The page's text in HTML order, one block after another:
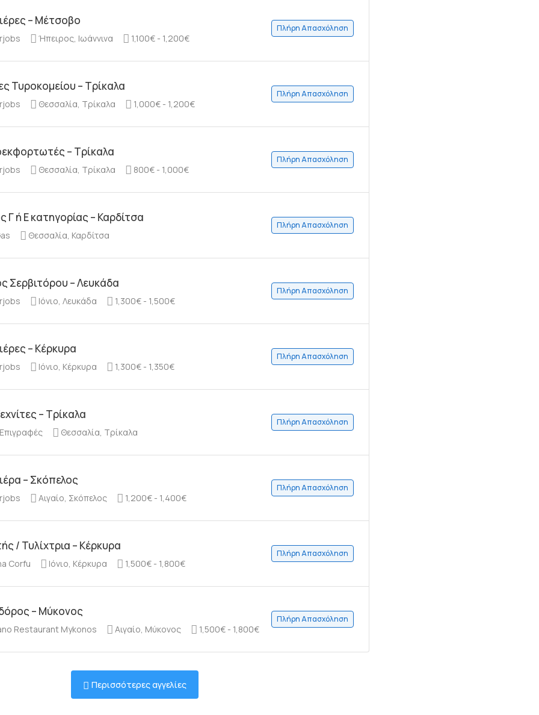
– Μέτσοβο
Πλήρη Απασχόληση
Ήπειρος, Ιωάννινα 1,100€ - 1,200€
Τυροκομείου – Τρίκαλα
Πλήρη Απασχόληση
Θεσσαλία, Τρίκαλα 1,000€ - 1,200€
– Τρίκαλα
Πλήρη Απασχόληση
Θεσσαλία, Τρίκαλα 800€ - 1,000€
Γ ή Ε κατηγορίας – Καρδίτσα
Πλήρη Απασχόληση
Θεσσαλία, Καρδίτσα
Σερβιτόρου – Λευκάδα
Πλήρη Απασχόληση
Ιόνιο, Λευκάδα 1,300€ - 1,500€
– Κέρκυρα
Πλήρη Απασχόληση
Ιόνιο, Κέρκυρα 1,300€ - 1,350€
– Τρίκαλα
Πλήρη Απασχόληση
Θεσσαλία, Τρίκαλα
– Σκόπελος
Πλήρη Απασχόληση
Αιγαίο, Σκόπελος 1,200€ - 1,400€
/ Τυλίχτρια – Κέρκυρα
Πλήρη Απασχόληση
Corfu Ιόνιο, Κέρκυρα 1,500€ - 1,800€
– Μύκονος
Πλήρη Απασχόληση
Restaurant Mykonos Αιγαίο, Μύκονος 1,500€ - 1,800€
Περισσότερες αγγελίες